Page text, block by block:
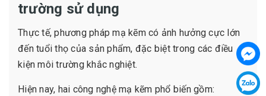
trường sử dụng
Thực tế, phương pháp mạ kẽm có ảnh hưởng cực lớn
đến tuổi thọ của sản phẩm, đặc biệt trong các điều
kiện môi trường khắc nghiệt.
Hiện nay, hai công nghệ mạ kẽm phổ biến gồm: